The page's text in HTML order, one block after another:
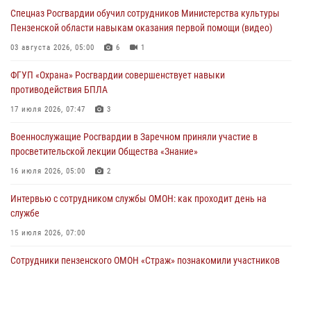
Сотрудники пензенского ОМОН «Страж» познакомили участников
сборов «Гвардеец» с вооружением и техникой Росгвардии
В Пензе сотрудники Росгвардии оказали помощь
дезориентированному пенсионеру
Спецназ Росгвардии обучил сотрудников Министерства культуры
Пензенской области навыкам оказания первой помощи (видео)
03 августа 2026, 05:00 6 1
ФГУП «Охрана» Росгвардии совершенствует навыки
противодействия БПЛА
17 июля 2026, 07:47 3
Военнослужащие Росгвардии в Заречном приняли участие в
просветительской лекции Общества «Знание»
16 июля 2026, 05:00 2
Интервью с сотрудником службы ОМОН: как проходит день на
службе
15 июля 2026, 07:00
Сотрудники пензенского ОМОН «Страж» познакомили участников